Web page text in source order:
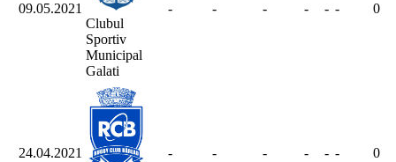
09.05.2021
Clubul
Sportiv
Municipal
Galati
- - - - - - 0
24.04.2021 - - - - - - 0